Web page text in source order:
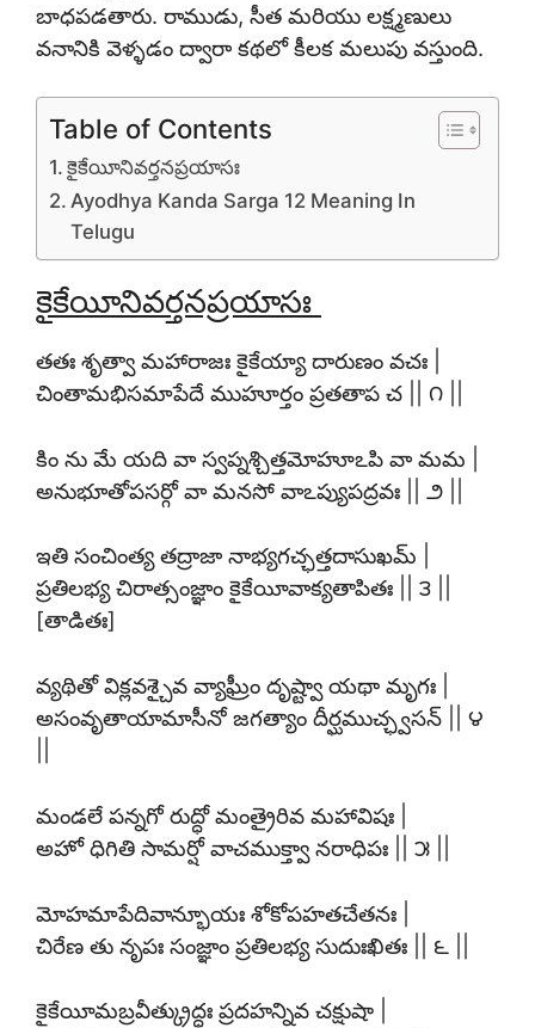
బాధపడతారు. రాముడు, సీత మరియు లక్ష్మణులు
వనానికి వెళ్ళడం ద్వారా కథలో కీలక మలుపు వస్తుంది.
Table of Contents
కైకేయీనివర్తనప్రయాసః
Ayodhya Kanda Sarga 12 Meaning In
Telugu
కైకేయీనివర్తనప్రయాసః
తతః శృత్వా మహారాజః కైకేయ్యా దారుణం వచః |
చింతామభిసమాపేదే ముహూర్తం ప్రతతాప చ || ౧ ||
కిం ను మే యది వా స్వప్నశ్చిత్తమోహూఽపి వా మమ |
అనుభూతోపసర్గో వా మనసో వాఽప్యుపద్రవః || ౨ ||
ఇతి సంచింత్య తద్రాజా నాభ్యగచ్ఛత్తదాసుఖమ్ |
ప్రతిలభ్య చిరాత్సంజ్ఞాం కైకేయీవాక్యతాపితః || ౩ ||
[తాడితః]
వ్యథితో విక్లవశ్చైవ వ్యాఘ్రీం దృష్ట్వా యథా మృగః |
అసంవృతాయామాసీనో జగత్యాం దీర్ఘముచ్ఛ్వసన్ || ౪
మండలే పన్నగో రుద్ధో మంత్రైరివ మహావిషః |
అహో ధిగితి సామర్షో వాచముక్త్వా నరాధిపః || ౫ ||
మోహమాపేదివాన్భూయః శోకోపహతచేతనః |
చిరేణ తు నృపః సంజ్ఞాం ప్రతిలభ్య సుదుఃఖితః || ౬ ||
కైకేయీమబ్రవీత్క్రుద్ధః ప్రదహన్నివ చక్షుషా |